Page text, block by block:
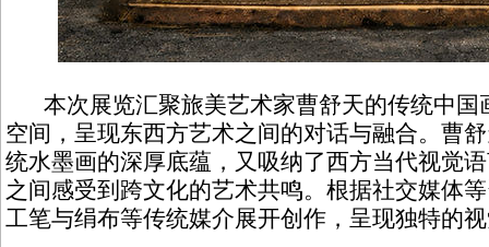
本次展览汇聚旅美艺术家曹舒天的传统中国
空间，呈现东西方艺术之间的对话与融合。曹
统水墨画的深厚底蕴，又吸纳了西方当代视觉
之间感受到跨文化的艺术共鸣。根据社交媒体
工笔与绢布等传统媒介展开创作，呈现独特的